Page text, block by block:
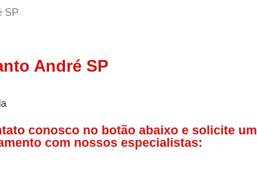
SP
André SP
conosco no botão abaixo e solicite um
com nossos especialistas: